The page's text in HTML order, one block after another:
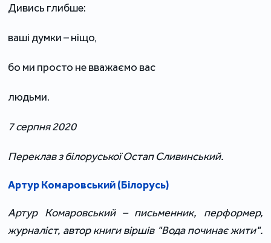
Дивись глибше:
ваші думки – ніщо,
бо ми просто не вважаємо вас
людьми.
7 серпня 2020
Переклав з білоруської Остап Сливинський.
Артур Комаровський (Білорусь)
Артур Комаровський – письменник, перформер,
журналіст, автор книги віршів "Вода починає жити".